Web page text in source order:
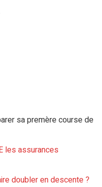
sa premère course de
les assurances
doubler en descente ?